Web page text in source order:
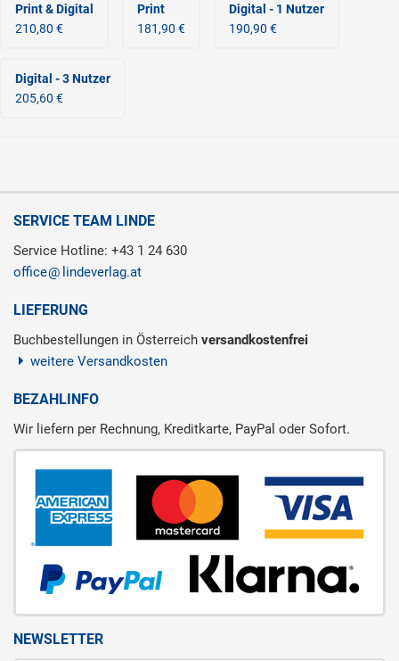
Print & Digital
210,80 €
Print
181,90 €
Digital - 1 Nutzer
190,90 €
Digital - 3 Nutzer
205,60 €
SERVICE TEAM LINDE
Service Hotline: +43 1 24 630
office
lindeverlag.at
LIEFERUNG
Buchbestellungen in Österreich versandkostenfrei
weitere Versandkosten
BEZAHLINFO
Wir liefern per Rechnung, Kreditkarte, PayPal oder Sofort.
NEWSLETTER